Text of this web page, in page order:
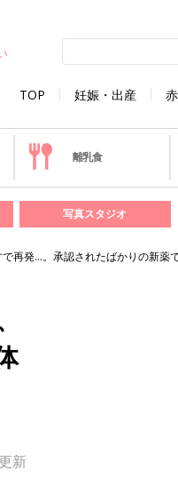
TOP 妊娠・出産
離乳食
写真スタジオ
再発…。承認されたばかりの新薬
更新